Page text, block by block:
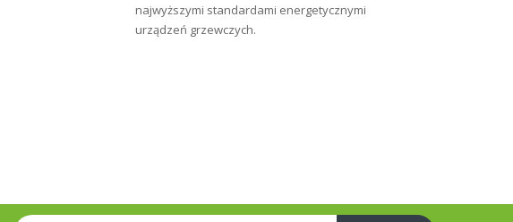
najwyższymi standardami energetycznymi
urządzeń grzewczych.